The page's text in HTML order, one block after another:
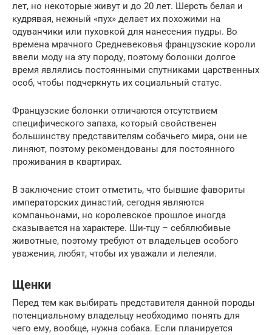
лет, но некоторые живут и до 20 лет. Шерсть белая и
кудрявая, нежный «пух» делает их похожими на
одуванчики или пуховкой для нанесения пудры. Во
времена мрачного Средневековья французские короли
ввели моду на эту породу, поэтому болонки долгое
время являлись постоянными спутниками царственных
особ, чтобы подчеркнуть их социальный статус.
Французские болонки отличаются отсутствием
специфического запаха, который свойственен
большинству представителям собачьего мира, они не
линяют, поэтому рекомендованы для постоянного
проживания в квартирах.
В заключение стоит отметить, что бывшие фавориты
императорских династий, сегодня являются
компаньонами, но королевское прошлое иногда
сказывается на характере. Ши-тцу – себялюбивые
животные, поэтому требуют от владельцев особого
уважения, любят, чтобы их уважали и лелеяли.
Щенки
Перед тем как выбирать представителя данной породы
потенциальному владельцу необходимо понять для
чего ему, вообще, нужна собака. Если планируется